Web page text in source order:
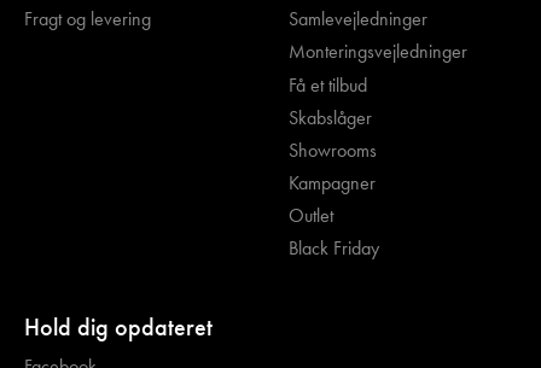
Fragt og levering
Samlevejledninger
Monteringsvejledninger
Få et tilbud
Skabslåger
Showrooms
Kampagner
Outlet
Black Friday
Hold dig opdateret